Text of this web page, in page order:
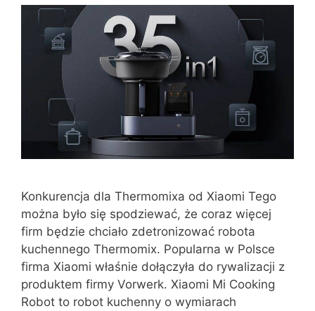
Konkurencja dla Thermomixa od Xiaomi Tego
można było się spodziewać, że coraz więcej
firm będzie chciało zdetronizować robota
kuchennego Thermomix. Popularna w Polsce
firma Xiaomi właśnie dołączyła do rywalizacji z
produktem firmy Vorwerk. Xiaomi Mi Cooking
Robot to robot kuchenny o wymiarach